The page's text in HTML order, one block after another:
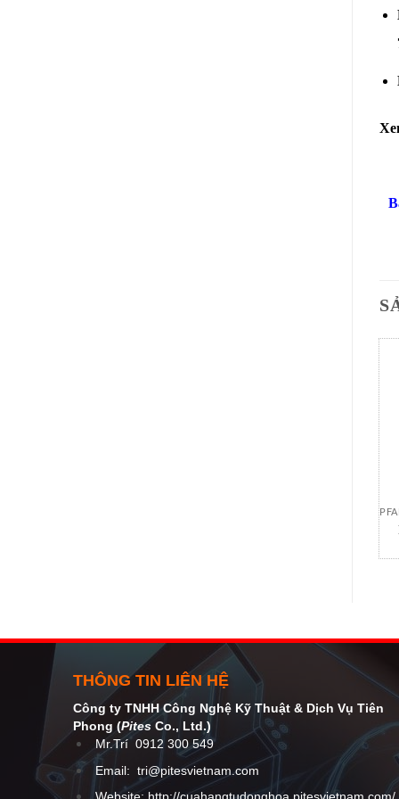
THÔNG TIN LIÊN HỆ
Công ty TNHH Công Nghệ Kỹ Thuật& Dịch Vụ Tiên
Phong (Pites Co., Ltd.)
Mr.Trí 0912 300 549
Email: tri@pitesvietnam.com